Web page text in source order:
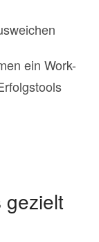
ein Work-
gezielt